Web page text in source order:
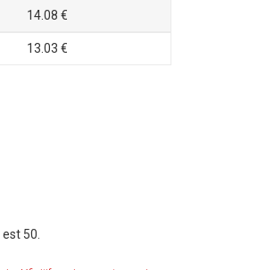
14.08 €
13.03 €
50.